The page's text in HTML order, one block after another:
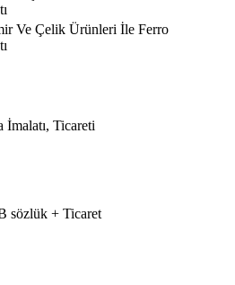
Ve Çelik Ürünleri İle Ferro
Ticareti
sözlük + Ticaret